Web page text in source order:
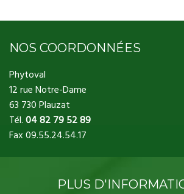
NOS COORDONNÉES
Phytoval
12 rue Notre-Dame
63 730 Plauzat
Tél.04 82 79 52 89
Fax 09.55.24.54.17
PLUS